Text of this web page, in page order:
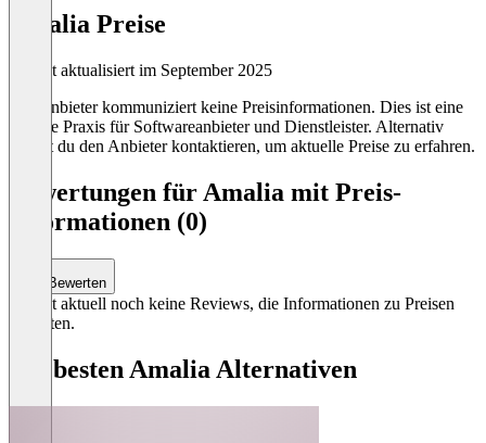
Amalia Preise
Zuletzt aktualisiert im September 2025
Der Anbieter kommuniziert keine Preisinformationen. Dies ist eine
übliche Praxis für Softwareanbieter und Dienstleister. Alternativ
kannst du den Anbieter kontaktieren, um aktuelle Preise zu erfahren.
Bewertungen für Amalia mit Preis-
Informationen (0)
Bewerten
Es gibt aktuell noch keine Reviews, die Informationen zu Preisen
enthalten.
Die besten Amalia Alternativen